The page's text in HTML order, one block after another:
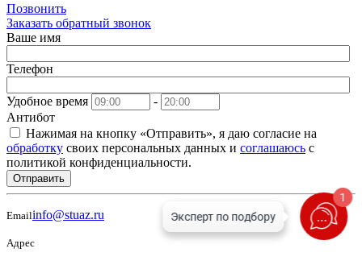
Позвонить
Заказать обратный звонок
Ваше имя
Телефон
Удобное время
-
Антибот
Нажимая на кнопку «Отправить», я даю согласие на
обработку своих персональных данных и соглашаюсь с
политикой конфиденциальности.
Отправить
Emailinfo@stuaz.ru
Адрес
1